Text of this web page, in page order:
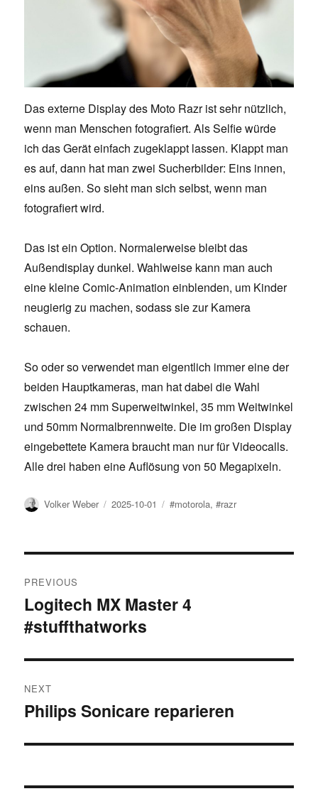
Das externe Display des Moto Razr ist sehr nützlich,
wenn man Menschen fotografiert. Als Selfie würde
ich das Gerät einfach zugeklappt lassen. Klappt man
es auf, dann hat man zwei Sucherbilder: Eins innen,
eins außen. So sieht man sich selbst, wenn man
fotografiert wird.
Das ist ein Option. Normalerweise bleibt das
Außendisplay dunkel. Wahlweise kann man auch
eine kleine Comic-Animation einblenden, um Kinder
neugierig zu machen, sodass sie zur Kamera
schauen.
So oder so verwendet man eigentlich immer eine der
beiden Hauptkameras, man hat dabei die Wahl
zwischen 24 mm Superweitwinkel, 35 mm Weitwinkel
und 50mm Normalbrennweite. Die im großen Display
eingebettete Kamera braucht man nur für Videocalls.
Alle drei haben eine Auflösung von 50 Megapixeln.
Author
Volker Weber
Posted
2025-10-01 Tags
#motorola,#razr
navigation
PREVIOUS
Previous
post:
Logitech MX Master 4
#stuffthatworks
NEXT
Next
Philips Sonicare reparieren